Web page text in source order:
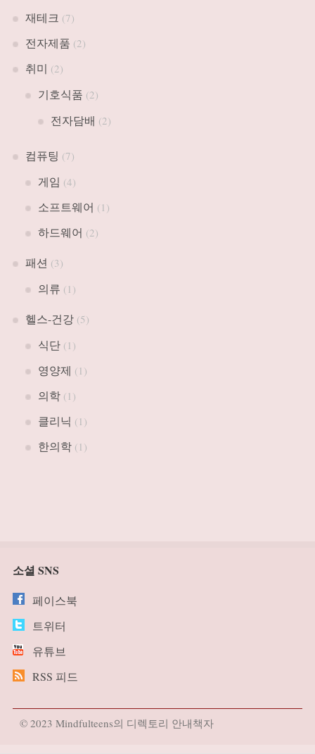
재테크 (7)
전자제품 (2)
취미 (2)
기호식품 (2)
전자담배 (2)
컴퓨팅 (7)
게임 (4)
소프트웨어 (1)
하드웨어 (2)
패션 (3)
의류 (1)
헬스-건강(5)
식단(1)
영양제 (1)
의학(1)
클리닉 (1)
한의학(1)
소셜 SNS
페이스북
트위터
유튜브
RSS 피드
© 2023 Mindfulteens의 디렉토리 안내책자